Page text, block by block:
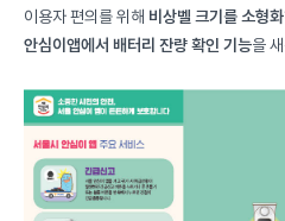
이용자 편의를 위해 비상벨 크기를 소형화
안심이앱에서 배터리 잔량 확인 기능